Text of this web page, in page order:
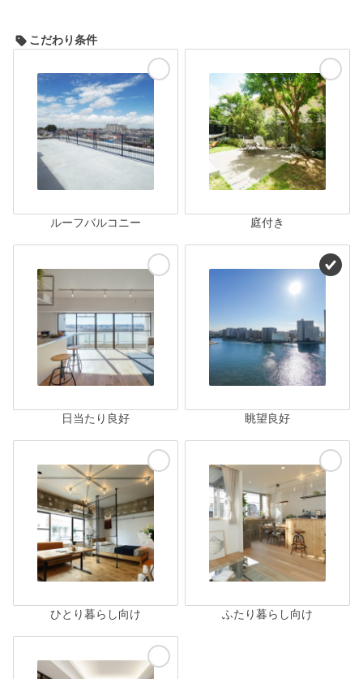
こだわり条件
ルーフバルコニー 庭付き
日当たり良好 眺望良好
ひとり暮らし向け ふたり暮らし向け